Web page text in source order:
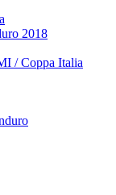
2018
/ Coppa Italia